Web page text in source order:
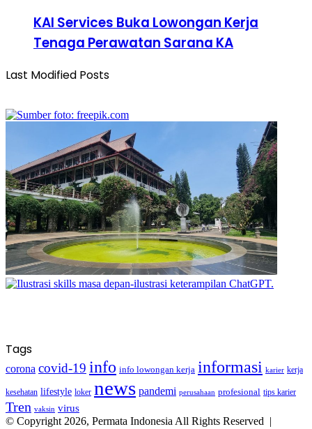
KAI Services Buka Lowongan Kerja
Tenaga Perawatan Sarana KA
Last Modified Posts
Tags
corona covid-19 info info lowongan kerja informasi karier kerja
kesehatan lifestyle loker news pandemi perusahaan profesional tips karier
Tren vaksin virus
© Copyright 2026, Permata Indonesia All Rights Reserved |